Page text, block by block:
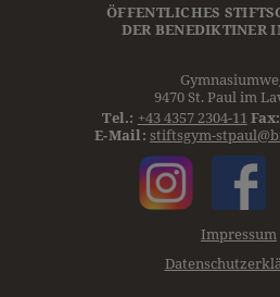
ÖFFENTLICHES
DER BENEDIKTINER
9470 St. Paul im
Tel.: +43 4357 2304-11Fax:
E-Mail: stiftsgym-
Impressum